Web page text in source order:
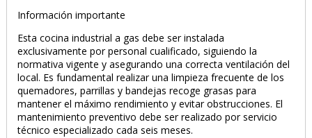
Información importante
Esta cocina industrial a gas debe ser instalada
exclusivamente por personal cualificado, siguiendo la
normativa vigente y asegurando una correcta ventilación del
local. Es fundamental realizar una limpieza frecuente de los
quemadores, parrillas y bandejas recoge grasas para
mantener el máximo rendimiento y evitar obstrucciones. El
mantenimiento preventivo debe ser realizado por servicio
técnico especializado cada seis meses.